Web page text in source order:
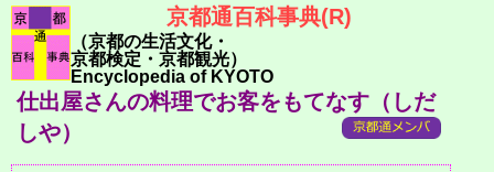
京都通百科事典(R)
（京都の生活文化・
京都検定・京都観光）
Encyclopedia of KYOTO
仕出屋さんの料理でお客をもてなす（しだ
しや）